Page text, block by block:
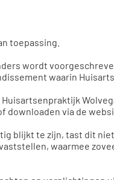
toepassing.
wordt
waarin
via de
blijkt te zijn, tast dit
waarmee